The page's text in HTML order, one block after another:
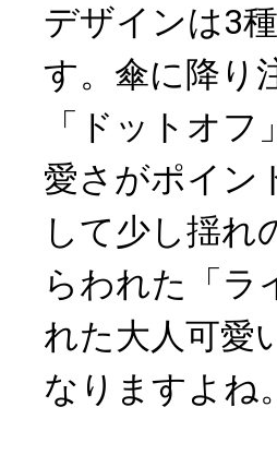
デザインは3
す。傘に降り
「ドットオ
愛さがポイン
して少し揺れ
らわれた「ラ
れた大人可愛
なりますよね。